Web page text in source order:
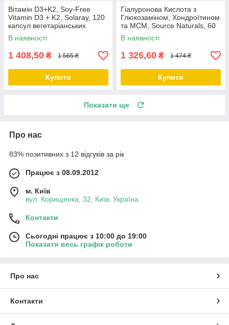
Вітамін D3+K2, Soy-Free
Vitamin D3 + K2, Solaray, 120
капсул вегетаріанських
В наявності
1 408,50 ₴ 1 565 ₴
Купити
Гіалуронова Кислота з
Глюкозаміном, Хондроїтином
та МСМ, Source Naturals, 60
таблеток
В наявності
1 326,60 ₴ 1 474 ₴
Купити
Показати ще
Про нас
83% позитивних з 12 відгуків за рік
Працює з 08.09.2012
м. Київ
вул. Корищенка, 32, Київ, Україна
Контакти
Сьогодні працює з 10:00 до 19:00
Показати весь графік роботи
Про нас
Контакти